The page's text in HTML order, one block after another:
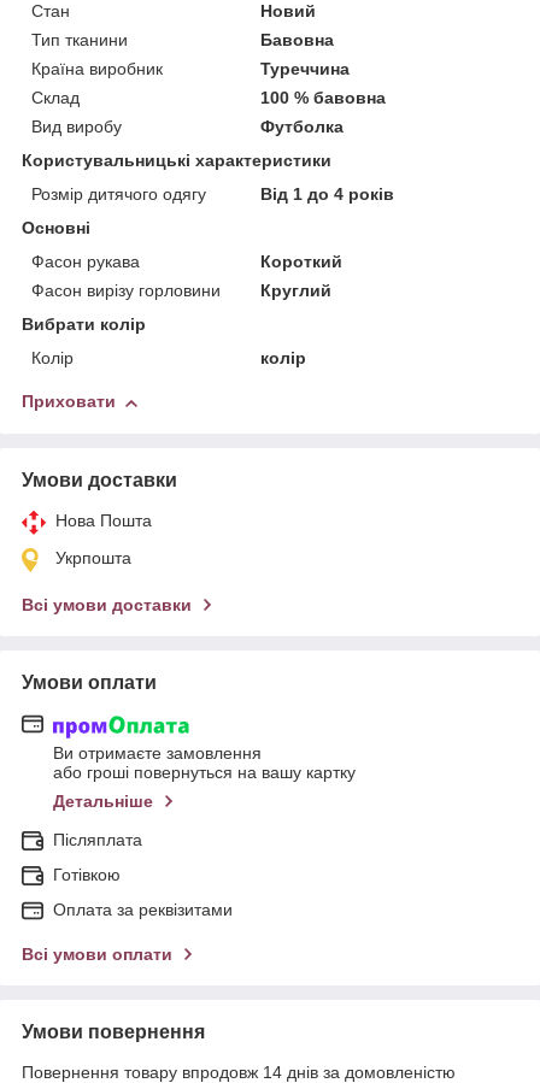
Стан
Новий
Тип тканини
Бавовна
Країна виробник
Туреччина
Склад
100 % бавовна
Вид виробу
Футболка
Користувальницькі характеристики
Розмір дитячого одягу
Від 1 до 4 років
Основні
Фасон рукава
Короткий
Фасон вирізу горловини
Круглий
Вибрати колір
Колір
колір
Приховати
Умови доставки
Нова Пошта
Укрпошта
Всі умови доставки
Умови оплати
Ви отримаєте замовлення
або гроші повернуться на вашу картку
Детальніше
Післяплата
Готівкою
Оплата за реквізитами
Всі умови оплати
Умови повернення
Повернення товару впродовж 14 днів за домовленістю